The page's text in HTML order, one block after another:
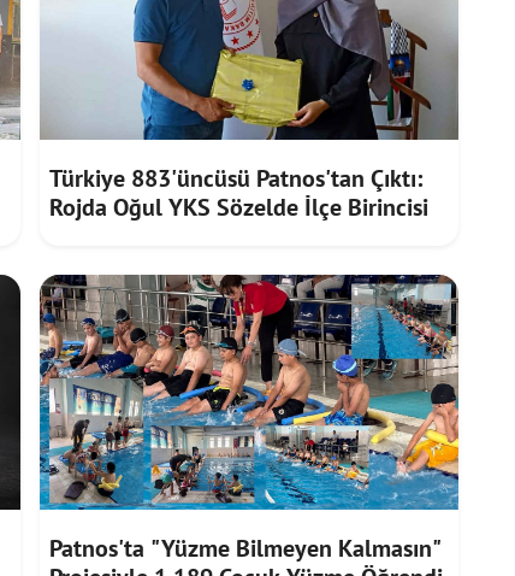
Türkiye 883'üncüsü Patnos'tan Çıktı:
Rojda Oğul YKS Sözelde İlçe Birincisi
Patnos'ta "Yüzme Bilmeyen Kalmasın"